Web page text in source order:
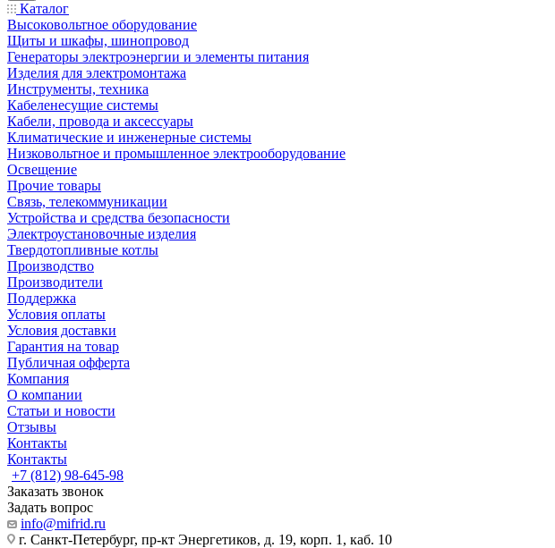
Каталог
Высоковольтное оборудование
Щиты и шкафы, шинопровод
Генераторы электроэнергии и элементы питания
Изделия для электромонтажа
Инструменты, техника
Кабеленесущие системы
Кабели, провода и аксессуары
Климатические и инженерные системы
Низковольтное и промышленное электрооборудование
Освещение
Прочие товары
Связь, телекоммуникации
Устройства и средства безопасности
Электроустановочные изделия
Твердотопливные котлы
Производство
Производители
Поддержка
Условия оплаты
Условия доставки
Гарантия на товар
Публичная офферта
Компания
О компании
Статьи и новости
Отзывы
Контакты
Контакты
+7 (812) 98-645-98
Заказать звонок
Задать вопрос
info@mifrid.ru
г. Санкт-Петербург, пр-кт Энергетиков, д. 19, корп. 1, каб. 10